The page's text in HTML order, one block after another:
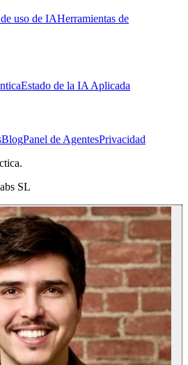
uso de IAHerramientas de
Estado de la IA Aplicada
BlogPanel de AgentesPrivacidad
SL